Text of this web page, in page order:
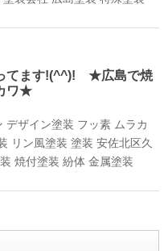
てます!(^^)! ★広島で焼
ワ★
デザイン塗装 フッ素 ムラカ
リン風塗装 塗装 安佐北区久
焼付塗装 紛体 金属塗装